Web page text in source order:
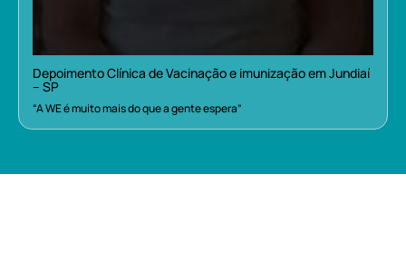
Depoimento Clínica de Vacinação e imunização em Jundiaí
– SP
“A WE é muito mais do que a gente espera”